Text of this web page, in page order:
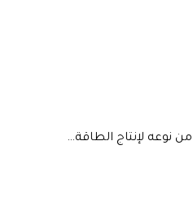
نوعه لإنتاج الطاقة…